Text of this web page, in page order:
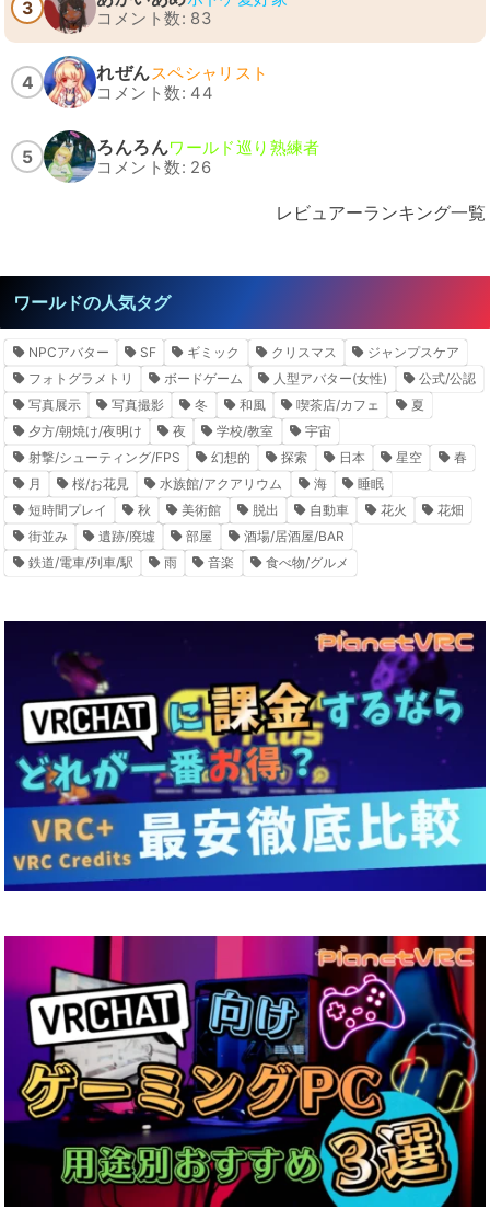
3
コメント数: 83
4 れぜんスペシャリスト
コメント数: 44
5 ろんろんワールド巡り熟練者
コメント数: 26
レビュアーランキング一覧
ワールドの人気タグ
NPCアバター SF ギミック クリスマス
ジャンプスケア
フォトグラメトリ
ボードゲーム 人型アバター(女性)
公式/公認
写真展示
写真撮影 冬 和風 喫茶店/カフェ
夏
夕方/朝焼け/夜明け
夜 学校/教室
宇宙
射撃/シューティング/FPS
幻想的 探索 日本 星空
春
月
桜/お花見 水族館/アクアリウム 海
睡眠
短時間プレイ
秋 美術館 脱出 自動車 花火
花畑
街並み
遺跡/廃墟 部屋
酒場/居酒屋/BAR
鉄道/電車/列車/駅
雨 音楽 食べ物/グルメ